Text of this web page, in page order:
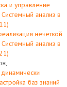
и управление
Системный анализ в
нечеткой
Системный анализ в
баз знаний